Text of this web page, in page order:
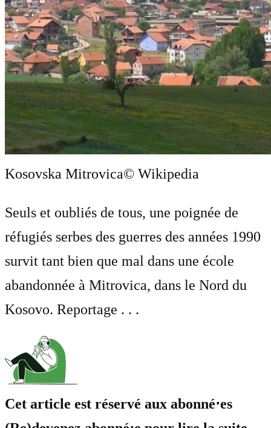
Kosovska Mitrovica© Wikipedia
Seuls et oubliés de tous, une poignée de
réfugiés serbes des guerres des années 1990
survit tant bien que mal dans une école
abandonnée à Mitrovica, dans le Nord du
Kosovo. Reportage . . .
Cet article est réservé aux abonné⋅es